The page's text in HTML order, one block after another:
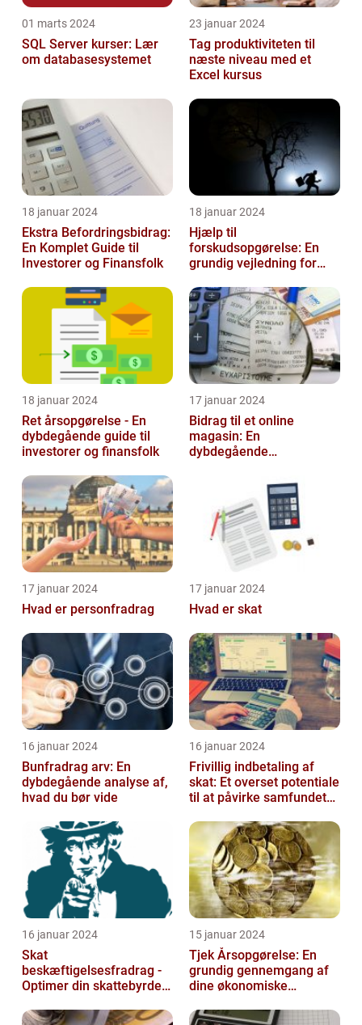
01 marts 2024
SQL Server kurser: Lær
om databasesystemet
23 januar 2024
Tag produktiviteten til
næste niveau med et
Excel kursus
18 januar 2024
Ekstra Befordringsbidrag:
En Komplet Guide til
Investorer og Finansfolk
18 januar 2024
Hjælp til
forskudsopgørelse: En
grundig vejledning for
18 januar 2024
Ret årsopgørelse - En
dybdegående guide til
investorer og finansfolk
17 januar 2024
Bidrag til et online
magasin: En
dybdegående
betydningen og
udviklingen over tid
17 januar 2024
Hvad er personfradrag
17 januar 2024
Hvad er skat
16 januar 2024
Bunfradrag arv: En
dybdegående analyse af,
hvad du bør vide
16 januar 2024
Frivillig indbetaling af
skat: Et overset potentiale
til at påvirke samfundet
16 januar 2024
Skat
beskæftigelsesfradrag -
Optimer din skattebyrde
15 januar 2024
Tjek Årsopgørelse: En
grundig gennemgang af
dine økonomiske